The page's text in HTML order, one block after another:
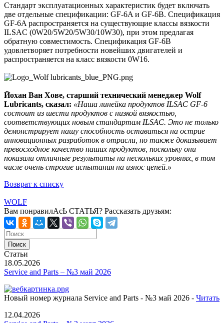
Стандарт эксплуатационных характеристик будет включать
две отдельные спецификации: GF-6A и GF-6B. Спецификация
GF-6A распространяется на существующие классы вязкости
ILSAC (0W20/5W20/5W30/10W30), при этом предлагая
обратную совместимость. Спецификация GF-6B
удовлетворяет потребности новейших двигателей и
распространяется на класс вязкости 0W16.
Йохан Ван Хове, старший технический менеджер Wolf
Lubricants, сказал: «Наша линейка продуктов ILSAC GF-6
состоит из шести продуктов с низкой вязкостью,
соответствующих новым стандартам ILSAC. Это не только
демонстрирует нашу способность оставаться на острие
инновационных разработок в отрасли, но также доказывает
превосходное качество наших продуктов, поскольку они
показали отличные результаты на нескольких уровнях, в том
числе очень строгие испытания на износ цепей.»
Возврат к списку
WOLF
Вам понравилАсЬ СТАТЬЯ? Рассказать друзьям:
Статьи
18.05.2026
Service and Parts – №3 май 2026
Новый номер журнала Service and Parts - №3 май 2026 - Читать
12.04.2026